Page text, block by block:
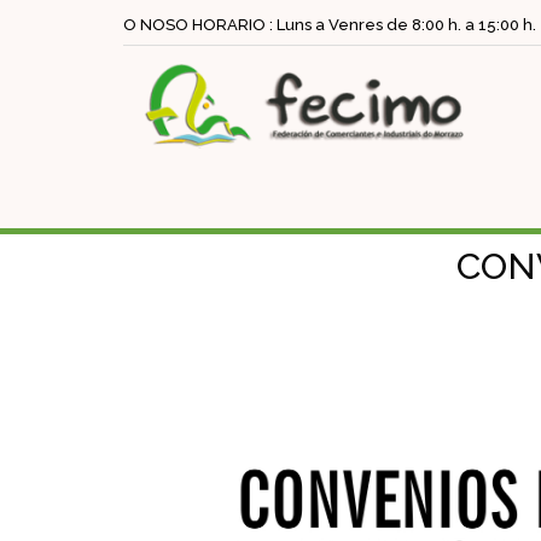
O NOSO HORARIO : Luns a Venres de 8:00 h. a 15:00 h.